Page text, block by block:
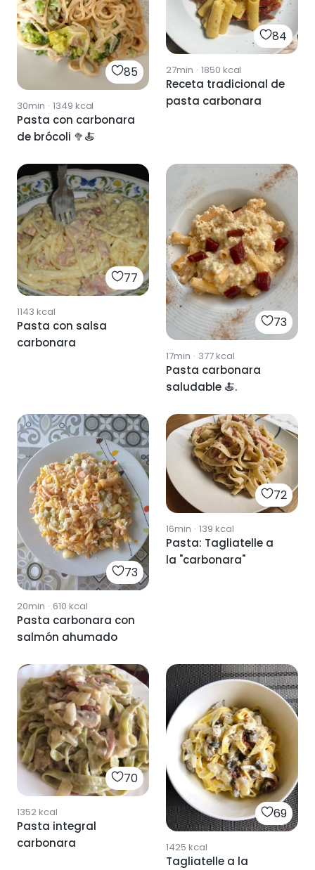
85
30min · 1349 kcal
Pasta con carbonara
de brócoli 🥦🍝
84
27min · 1850 kcal
Receta tradicional de
pasta carbonara
77
1143 kcal
Pasta con salsa
carbonara
73
17min · 377kcal
Pasta carbonara
saludable 🍝.
73
20min · 610 kcal
Pasta carbonara con
salmón ahumado
72
16min · 139 kcal
Pasta: Tagliatelle a
la "carbonara"
70
1352kcal
Pasta integral
carbonara
69
1425 kcal
Tagliatelle a la